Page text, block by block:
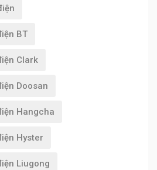
BT
Clark
Doosan
Hangcha
Hyster
Liugong